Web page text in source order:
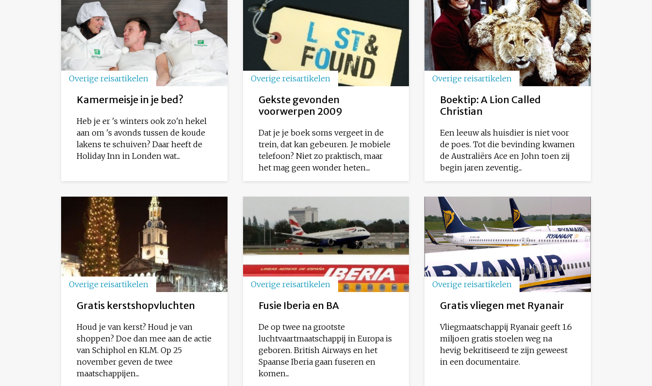
Overige reisartikelen
Kamermeisje in je bed?
Heb je er 's winters ook zo'n hekel
aan om 's avonds tussen de koude
lakens te schuiven? Daar heeft de
Holiday Inn in Londen wat...
Overige reisartikelen
Gekste gevonden
voorwerpen 2009
Dat je je boek soms vergeet in de
trein, dat kan gebeuren. Je mobiele
telefoon? Niet zo praktisch, maar
het mag geen wonder heten....
Overige reisartikelen
Boektip: A Lion Called
Christian
Een leeuw als huisdier is niet voor
de poes. Tot die bevinding kwamen
de Australiërs Ace en John toen zij
begin jaren zeventig...
Overige reisartikelen
Gratis kerstshopvluchten
Houd je van kerst? Houd je van
shoppen? Doe dan mee aan de actie
van Schiphol en KLM. Op 25
november geven de twee
maatschappijen...
Overige reisartikelen
Fusie Iberia en BA
De op twee na grootste
luchtvaartmaatschappij in Europa is
geboren. British Airways en het
Spaanse Iberia gaan fuseren en
komen...
Overige reisartikelen
Gratis vliegen met Ryanair
Vliegmaatschappij Ryanair geeft 1.6
miljoen gratis stoelen weg na
hevig bekritiseerd te zijn geweest
in een documentaire.